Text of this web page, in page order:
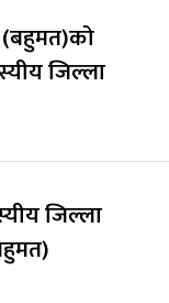
(बहुमत)को
जिल्ला
जिल्ला